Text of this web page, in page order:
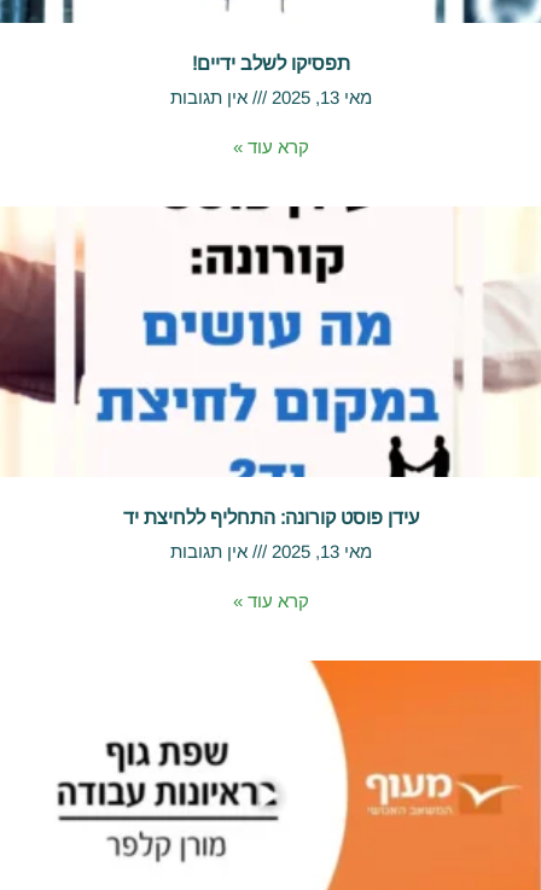
תפסיקו לשלב ידיים!
מאי 13, 2025
אין תגובות
קרא עוד »
עידן פוסט קורונה: התחליף ללחיצת יד
מאי 13, 2025
אין תגובות
קרא עוד »